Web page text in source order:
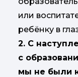
или
ребёнку в
2. С
с
мы не были